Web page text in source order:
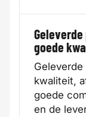
goede
kwaliteit,
goede
en de